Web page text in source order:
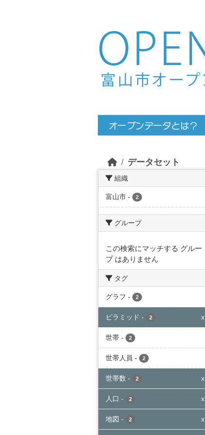
Skip to main content
データセット
組織
富山市 - 2
グループ
この検索にマッチする グルー
プ はありません
タグ
グラフ - 2
ピラミッド - 2 x
世帯 - 2
世帯人員 - 2
世帯数 - 2 x
人口 - 2 x
地図 - 2 x